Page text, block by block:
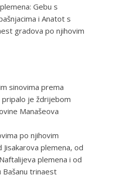
Gebu s
i Anatot s
gradova po njihovim
sinovima prema
je ždrijebom
Manašeova
po njihovim
plemena, od
plemena i od
Bašanu trinaest